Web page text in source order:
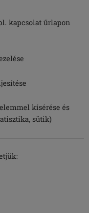
kapcsolat űrlapon
kísérése és
sütik)